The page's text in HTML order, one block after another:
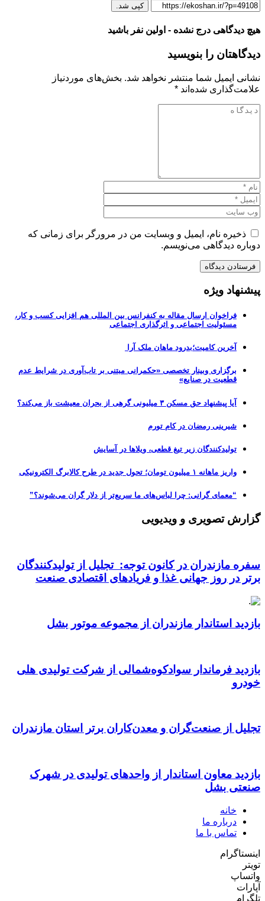
کپی شد.
هیچ دیدگاهی درج نشده - اولین نفر باشید
دیدگاهتان را بنویسید
نشانی ایمیل شما منتشر نخواهد شد. بخش‌های موردنیاز
علامت‌گذاری شده‌اند *
ذخیره نام، ایمیل و وبسایت من در مرورگر برای زمانی که
دوباره دیدگاهی می‌نویسم.
پیشنهاد ویژه
فراخوان ارسال مقاله به کنفرانس بین المللی هم افزایی کسب و کار،
مسئولیت اجتماعی و اثرگذاری اجتماعی
آخرین کامیت؛بدرود ماهان ملک آرا
برگزاری وبینار تخصصی «حکمرانی مبتنی بر تاب‌آوری در شرایط عدم
قطعیت در صنایع»
آیا پیشنهاد حق مسکن ۳ میلیونی گرهی از بحران معیشت باز می‌کند؟
شیرینی رمضان در کام تورم
تولیدکنندگان زیر تیغ قطعی، ویلاها در آسایش
واریز ماهانه ۱ میلیون تومان؛ تحول جدید در طرح کالابرگ الکترونیکی
“معمای گرانی: چرا لباس‌های ما سریع‌تر از دلار گران می‌شوند؟”
گزارش تصویری و ویدیویی
سفره مازندران در کانون توجه: تجلیل از تولیدکنندگان
برتر در روز جهانی غذا و فریادهای اقتصادی صنعت
بازدید استاندار مازندران از مجموعه موتور بشل
بازدید فرماندار سوادکوه‌شمالی از شرکت تولیدی هلی
خودرو
تجلیل از صنعت‌گران و معدن‌کاران برتر استان مازندران
بازدید معاون استاندار از واحدهای تولیدی در شهرک
صنعتی بشل
خانه
درباره ما
تماس با ما
اینستاگرام
تویتر
واتساپ
آپارات
تلگرام